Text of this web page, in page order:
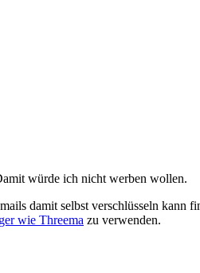
würde ich nicht werben wollen.
damit selbst verschlüsseln kann
wie Threema zu verwenden.